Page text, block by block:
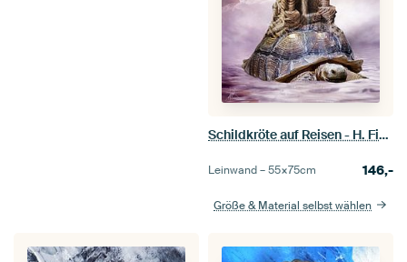
Schildkröte auf Reisen - H. Fischer
Leinwand –55×75cm 146,-
Größe & Material selbst wählen